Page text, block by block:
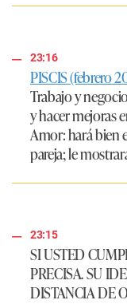
23:16
PISCIS (febrero
Trabajo y
y hacer mejoras
Amor:hará bien
pareja; le
23:15
SI USTED
PRECISA. SU
DISTANCIA DE